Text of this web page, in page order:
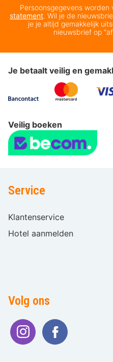
Persoonsgegevens
statement. Wil je de
je je altijd gemakkelijk
nieuwsbrief op
Je betaalt veilig en
Veilig boeken
Service
Klantenservice
Hotel aanmelden
Volg ons